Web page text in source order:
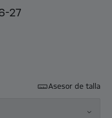
27
Asesor de talla